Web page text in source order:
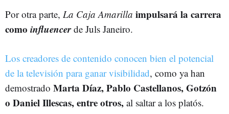
Por otra parte, La Caja Amarilla impulsará la carrera
como influencerde Juls Janeiro.
Los creadores de contenido conocen bien el potencial
de la televisión para ganar visibilidad, como ya han
demostrado Marta Díaz, Pablo Castellanos, Gotzón
o Daniel Illescas, entre otros, al saltar a los platós.